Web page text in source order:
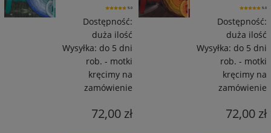
1550 m / od 270 g 5.0
Dostępność:
duża ilość
Wysyłka: do 5 dni
rob. - motki
kręcimy na
zamówienie
72,00 zł
1550 m / od 270 g 5.0
Dostępność:
duża ilość
Wysyłka: do 5 dni
rob. - motki
kręcimy na
zamówienie
72,00 zł